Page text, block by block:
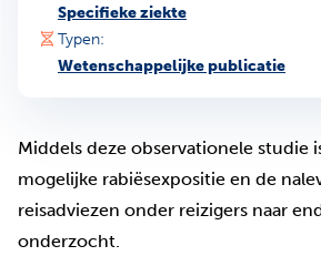
Specifieke ziekte
Typen:
Wetenschappelijke publicatie
Middels deze observationele studie
mogelijke rabiësexpositie en de
reisadviezen onder reizigers naar
onderzocht.